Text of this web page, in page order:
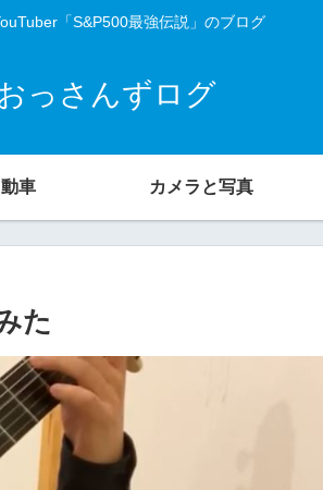
「S&P500最強伝説」のブログ
っさんずログ
車 カメラと写真
た